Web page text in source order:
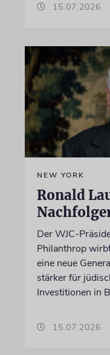
15.07.2026
NEW YORK
Ronald
Der WJC-
Philanthrop
eine neue
stärker für
Investitionen in
15.07.2026